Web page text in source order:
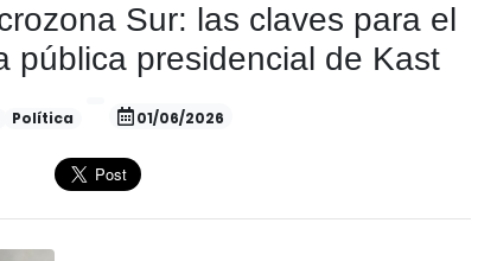
Sur: las claves para el
pública presidencial de Kast
Política 01/06/2026